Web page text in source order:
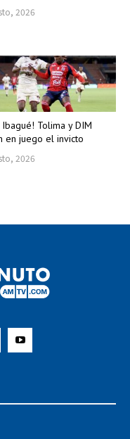
2026
Ibagué! Tolima y DIM
en juego el invicto
2026